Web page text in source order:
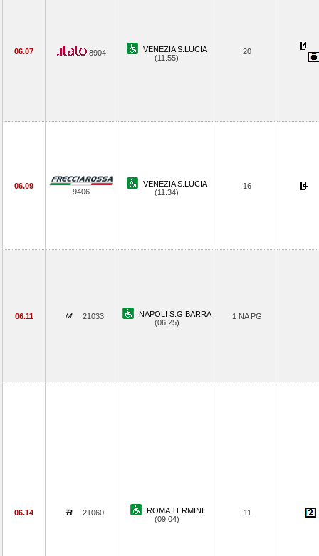
06.07 8904
VENEZIA S.LUCIA
(11.55)
20
06.09
9406
VENEZIA S.LUCIA
(11.34)
16
06.11 21033
NAPOLI S.G.BARRA
(06.25)
1 NA PG
06.14 21060
ROMA TERMINI
(09.04)
11